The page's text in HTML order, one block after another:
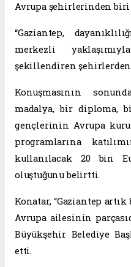
Avrupa şehirlerinden
“Gaziantep,
merkezli
şekillendiren
Konuşmasının
madalya, bir diploma,
gençlerinin Avrupa
programlarına
kullanılacak 20 bin
oluştuğunu belirtti.
Konatar, “Gaziantep
Avrupa ailesinin
Büyükşehir Belediye
etti.